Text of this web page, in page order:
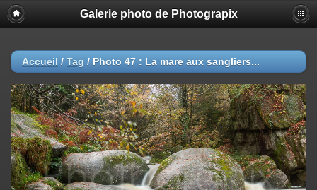
Galerie photo de Photograpix
Accueil / Tag / Photo 47 : La mare aux sangliers...